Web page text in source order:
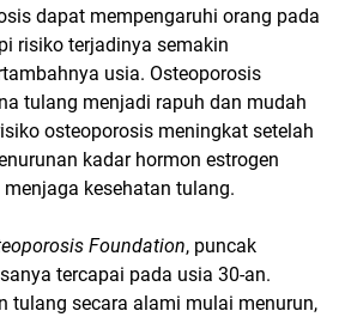
dapat mempengaruhi orang pada
risiko terjadinya semakin
usia. Osteoporosis
tulang menjadi rapuh dan mudah
osteoporosis meningkat setelah
kadar hormon estrogen
kesehatan tulang.
Foundation, puncak
tercapai pada usia 30-an.
tulang secara alami mulai menurun,